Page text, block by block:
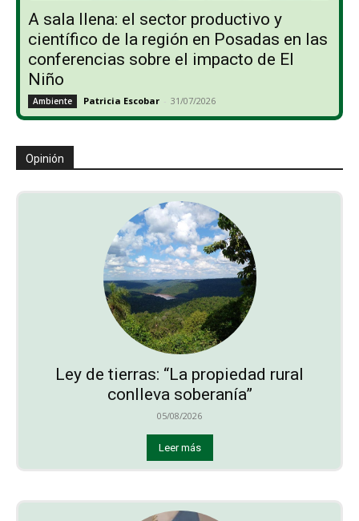
A sala llena: el sector productivo y
científico de la región en Posadas en las
conferencias sobre el impacto de El
Niño
Ambiente Patricia Escobar - 31/07/2026
Opinión
Ley de tierras: “La propiedad rural
conlleva soberanía”
05/08/2026
Leer más